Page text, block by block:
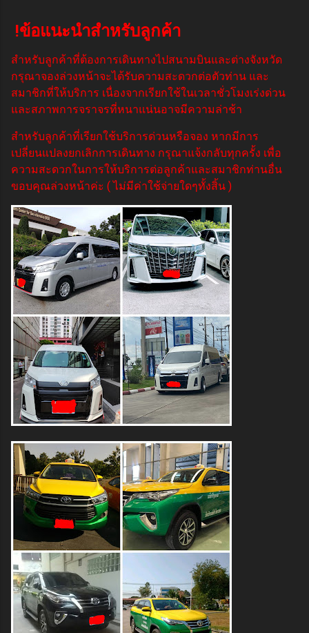
!ข้อแนะนำสำหรับลูกค้า
สำหรับลูกค้าที่ต้องการเดินทางไปสนามบินและต่างจังหวัด
กรุณาจองล่วงหน้าจะได้รับความสะดวกต่อตัวท่าน และ
สมาชิกที่ให้บริการ เนื่องจากเรียกใช้ในเวลาชั่วโมงเร่งด่วน
และสภาพการจราจรที่หนาแน่นอาจมีความล่าช้า
สำหรับลูกค้าที่เรียกใช้บริการด่วนหรือจอง หากมีการ
เปลี่ยนแปลงยกเลิกการเดินทาง กรุณาแจ้งกลับทุกครั้ง เพื่อ
ความสะดวกในการให้บริการต่อลูกค้าและสมาชิกท่านอื่น
ขอบคุณล่วงหน้าค่ะ ( ไม่มีค่าใช้จ่ายใดๆทั้งสิ้น )